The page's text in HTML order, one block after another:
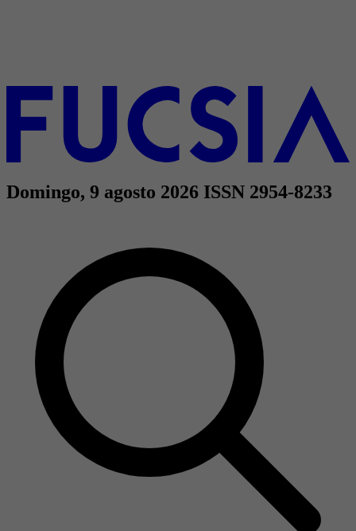
Domingo, 9 agosto 2026 ISSN 2954-8233